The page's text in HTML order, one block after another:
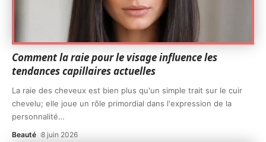
Comment la raie pour le visage influence les
tendances capillaires actuelles
La raie des cheveux est bien plus qu'un simple trait sur le cuir
chevelu; elle joue un rôle primordial dans l'expression de la
personnalité…
Beauté 8 juin 2026